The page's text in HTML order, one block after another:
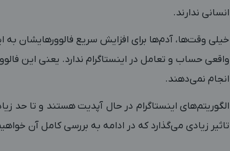
انسانی ندارند.
خیلی وقت‌ها، آدم‌ها برای افزایش سریع فالوورهایشان به
واقعی حساب و تعامل در اینستاگرام ندارد. یعنی این
انجام نمی‌دهند.
الگوریتم‌های اینستاگرام در حال آپدیت‌ هستند و تا
تاثیر زیادی می‌گذارد که در ادامه به بررسی کامل آن